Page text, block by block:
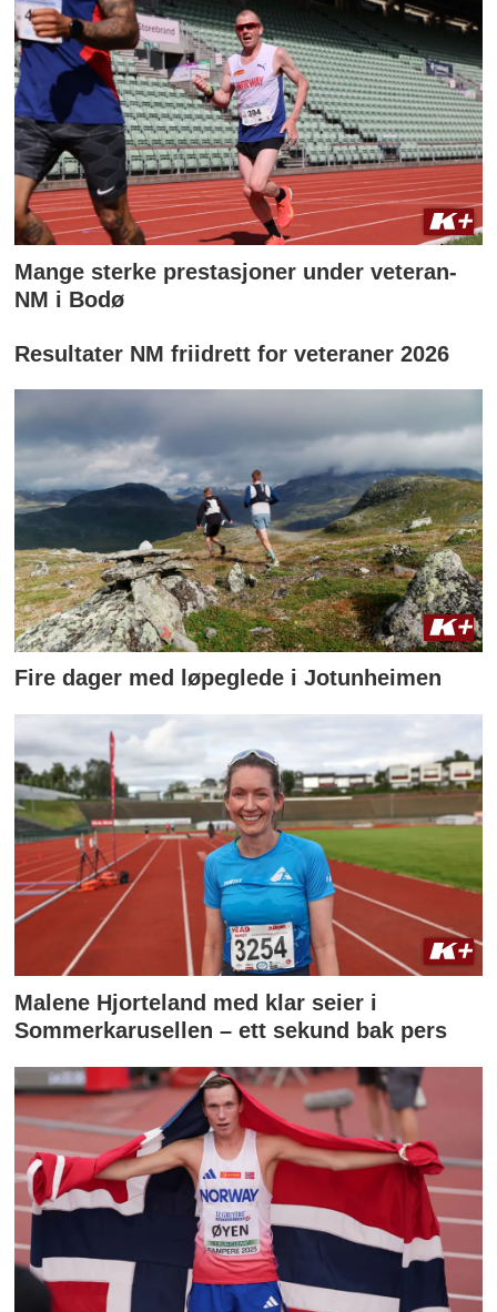
Mange sterke prestasjoner under veteran-
NM i Bodø
Resultater NM friidrett for veteraner 2026
Fire dager med løpeglede i Jotunheimen
Malene Hjorteland med klar seier i
Sommerkarusellen – ett sekund bak pers